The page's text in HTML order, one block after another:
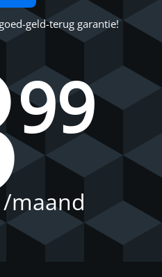
geld-terug garantie!
99
/maand